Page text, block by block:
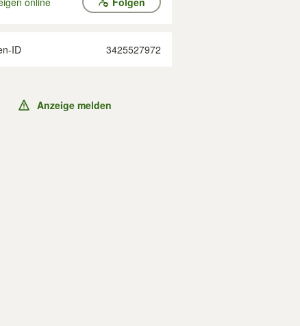
ID 3425527972
Anzeige melden